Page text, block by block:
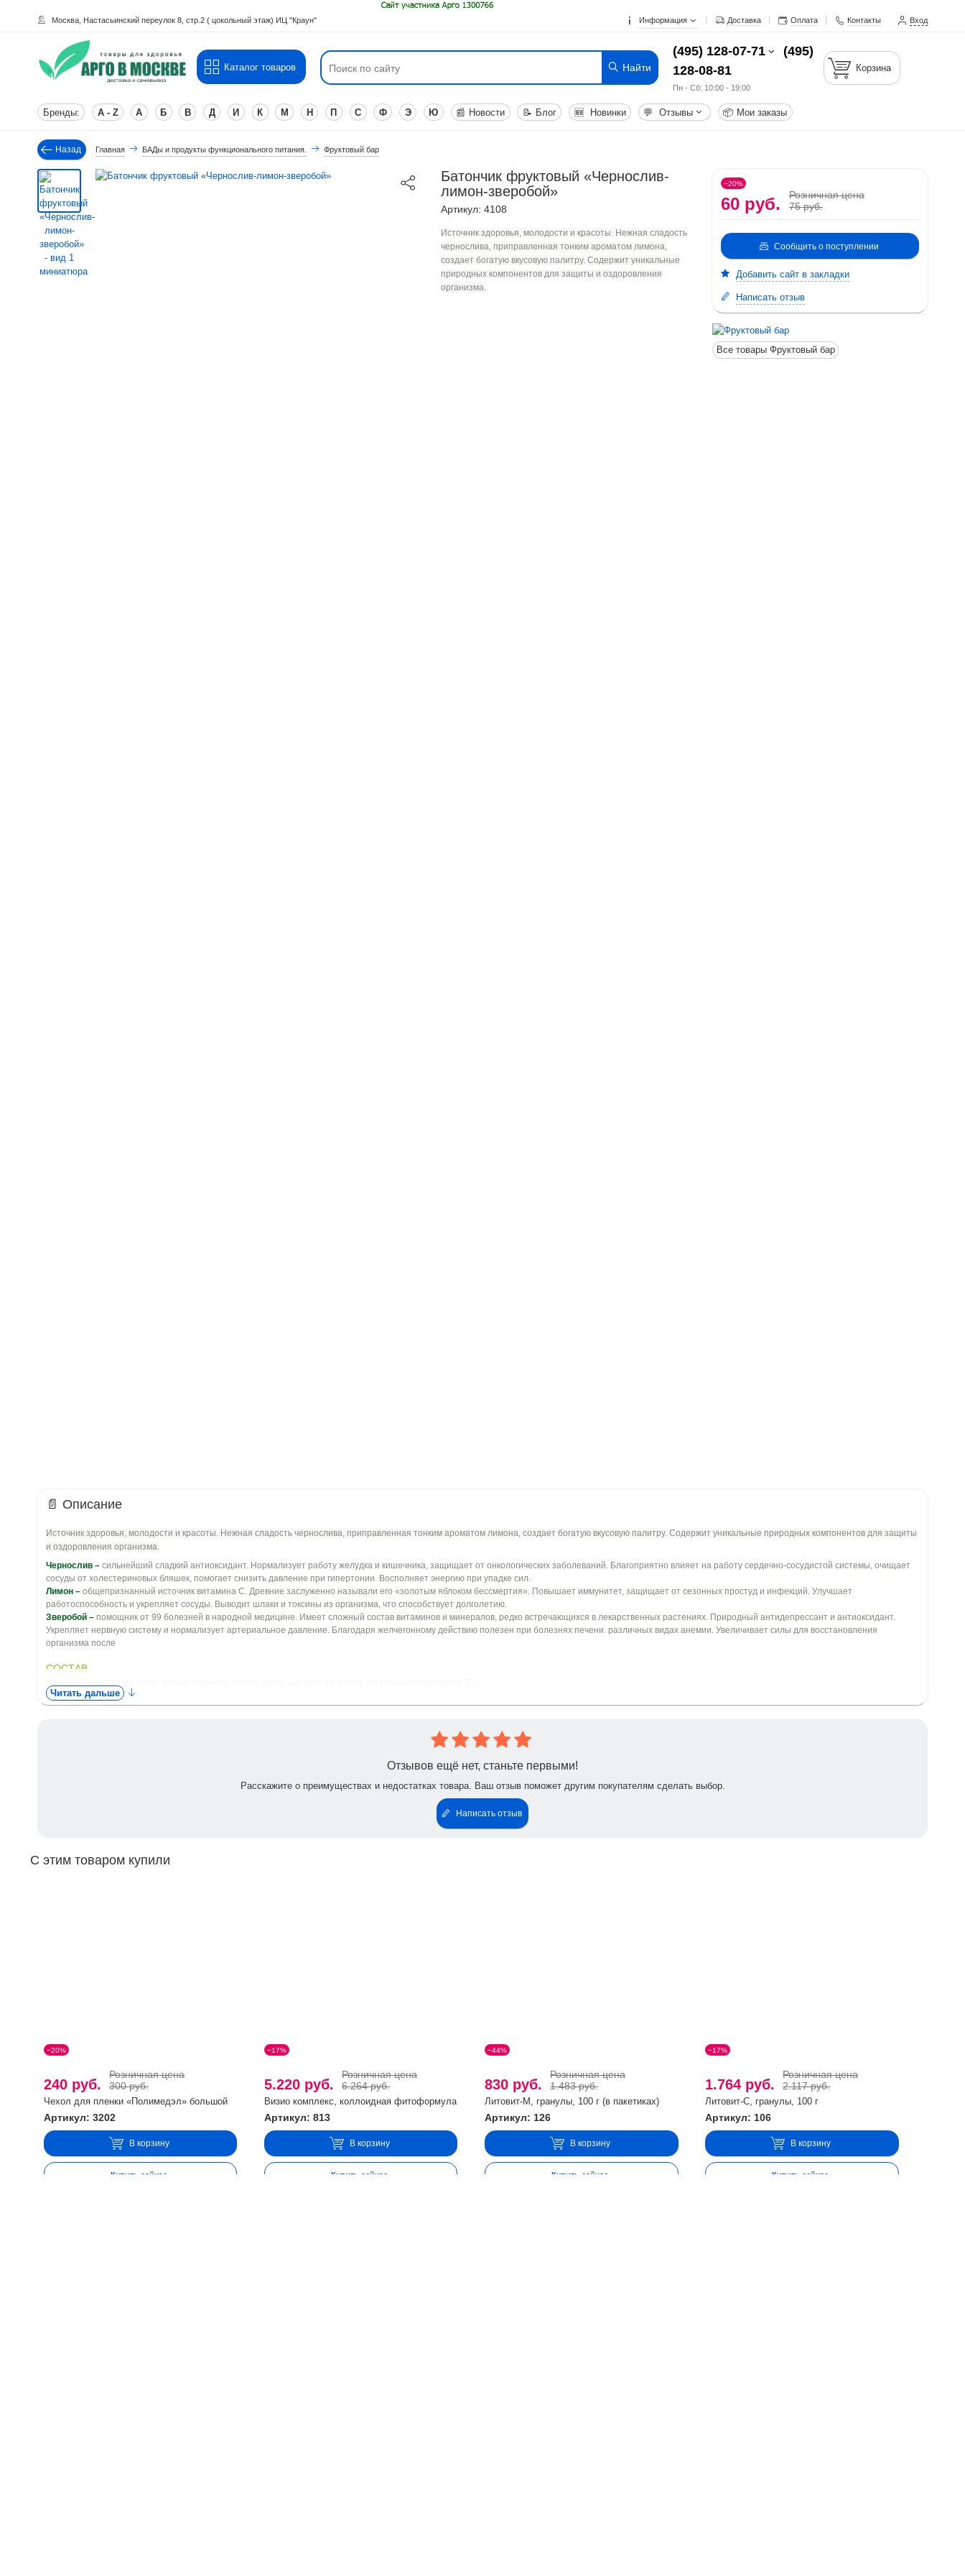
Москва, Настасьинский переулок 8, стр.2 ( цокольный этаж) ИЦ "Краун" Информация Доставка Оплата Контакты Вход
Каталог товаров Найти
(495) 128-07-71
(495)
128-08-81
Пн - Cб: 10:00 - 19:00
Корзина
Бренды: A - Z А Б В Д И К М Н П С Ф Э Ю 📰 Новости 📝 Блог 🆕 Новинки 💬 Отзывы 📦 Мои заказы
Назад Главная БАДы и продукты функционального питания. Фруктовый бар
Батончик фруктовый «Чернослив-
лимон-зверобой»
Артикул: 4108
Источник здоровья, молодости и красоты. Нежная сладость
чернослива, приправленная тонким ароматом лимона,
создает богатую вкусовую палитру. Содержит уникальные
природных компонентов для защиты и оздоровления
организма.
−20%
60 руб.
Розничная цена
75 руб.
Сообщить о поступлении
Добавить сайт в закладки
Написать отзыв
Все товары Фруктовый бар
📄 Описание
Источник здоровья, молодости и красоты. Нежная сладость чернослива, приправленная тонким ароматом лимона, создает богатую вкусовую палитру. Содержит уникальные природных компонентов для защиты
и оздоровления организма.
Чернослив – сильнейший сладкий антиоксидант. Нормализует работу желудка и кишечника, защищает от онкологических заболеваний. Благоприятно влияет на работу сердечно-сосудистой системы, очищает
сосуды от холестериновых бляшек, помогает снизить давление при гипертонии. Восполняет энергию при упадке сил.
Лимон – общепризнанный источник витамина С. Древние заслуженно называли его «золотым яблоком бессмертия». Повышает иммунитет, защищает от сезонных простуд и инфекций. Улучшает
работоспособность и укрепляет сосуды. Выводит шлаки и токсины из организма, что способствует долголетию.
Зверобой – помощник от 99 болезней в народной медицине. Имеет сложный состав витаминов и минералов, редко встречающихся в лекарственных растениях. Природный антидепрессант и антиоксидант.
Укрепляет нервную систему и нормализует артериальное давление. Благодаря желчегонному действию полезен при болезнях печени. различных видах анемии. Увеличивает силы для восстановления
организма после
СОСТАВ
ФОРМА ВЫПУСКА
Читать дальше
Отзывов ещё нет, станьте первыми!
Расскажите о преимуществах и недостатках товара. Ваш отзыв поможет другим покупателям сделать выбор.
Написать отзыв
С этим товаром купили
−20%
240 руб.
Розничная цена
300 руб.
Чехол для пленки «Полимедэл» большой
Артикул: 3202
В корзину
Купить сейчас
−17%
5.220 руб.
Розничная цена
6.264 руб.
Визио комплекс, коллоидная фитоформула
Артикул: 813
В корзину
Купить сейчас
−44%
830 руб.
Розничная цена
1.483 руб.
Литовит-М, гранулы, 100 г (в пакетиках)
Артикул: 126
В корзину
Купить сейчас
−17%
1.764 руб.
Розничная цена
2.117 руб.
Литовит-С, гранулы, 100 г
Артикул: 106
В корзину
Купить сейчас